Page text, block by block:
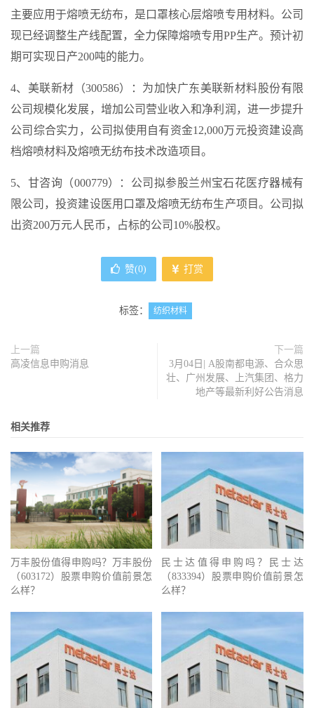
主要应用于熔喷无纺布，是口罩核心层熔喷专用材料。公司
现已经调整生产线配置，全力保障熔喷专用PP生产。预计初
期可实现日产200吨的能力。
4、美联新材（300586）：为加快广东美联新材料股份有限
公司规模化发展，增加公司营业收入和净利润，进一步提升
公司综合实力，公司拟使用自有资金12,000万元投资建设高
档熔喷材料及熔喷无纺布技术改造项目。
5、甘咨询（000779）：公司拟参股兰州宝石花医疗器械有
限公司，投资建设医用口罩及熔喷无纺布生产项目。公司拟
出资200万元人民币，占标的公司10%股权。
赞(0) 打赏
标签： 纺织材料
上一篇
高凌信息申购消息
下一篇
3月04日| A股南都电源、合众思
壮、广州发展、上汽集团、格力
地产等最新利好公告消息
相关推荐
万丰股份值得申购吗？万丰股份
（603172）股票申购价值前景怎
么样？
民士达值得申购吗？民士达
（833394）股票申购价值前景怎
么样？